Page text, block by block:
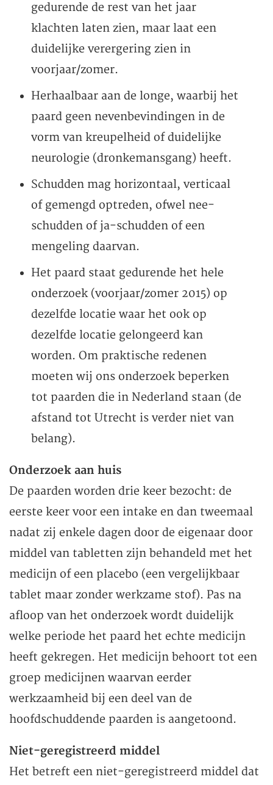
gedurende de rest van het jaar
klachten laten zien, maar laat een
duidelijke verergering zien in
voorjaar/zomer.
Herhaalbaar aan de longe, waarbij het
paard geen nevenbevindingen in de
vorm van kreupelheid of duidelijke
neurologie (dronkemansgang) heeft.
Schudden mag horizontaal, verticaal
of gemengd optreden, ofwel nee-
schudden of ja-schudden of een
mengeling daarvan.
Het paard staat gedurende het hele
onderzoek (voorjaar/zomer 2015) op
dezelfde locatie waar het ook op
dezelfde locatie gelongeerd kan
worden. Om praktische redenen
moeten wij ons onderzoek beperken
tot paarden die in Nederland staan (de
afstand tot Utrecht is verder niet van
belang).
Onderzoek aan huis
De paarden worden drie keer bezocht: de
eerste keer voor een intake en dan tweemaal
nadat zij enkele dagen door de eigenaar door
middel van tabletten zijn behandeld met het
medicijn of een placebo (een vergelijkbaar
tablet maar zonder werkzame stof). Pas na
afloop van het onderzoek wordt duidelijk
welke periode het paard het echte medicijn
heeft gekregen. Het medicijn behoort tot een
groep medicijnen waarvan eerder
werkzaamheid bij een deel van de
hoofdschuddende paarden is aangetoond.
Niet-geregistreerd middel
Het betreft een niet-geregistreerd middel dat